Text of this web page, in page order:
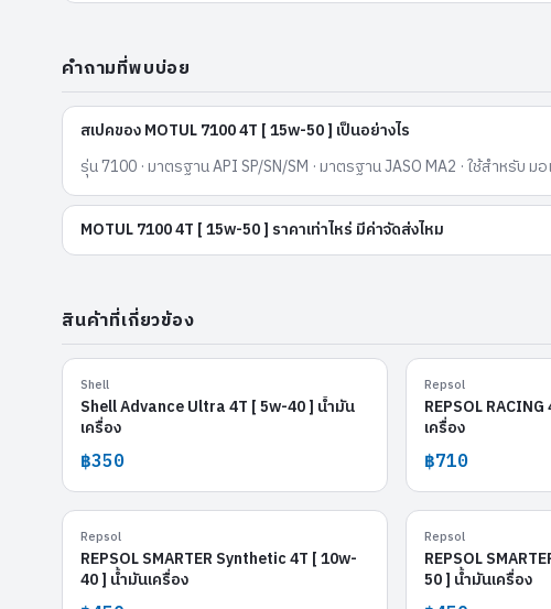
คำถามที่พบบ่อย
สเปคของ MOTUL 7100 4T [ 15w-50 ] เป็นอย่างไร
รุ่น 7100 · มาตรฐาน API SP/SN/SM · มาตรฐาน JASO MA2 · ใช้สำหรั
MOTUL 7100 4T [ 15w-50 ] ราคาเท่าไหร่ มีค่าจัดส่งไหม
สินค้าที่เกี่ยวข้อง
Shell
Shell Advance Ultra 4T [ 5w-40 ] น้ำมัน
เครื่อง
฿350
Repsol
REPSOL
เครื่อง
฿710
REPSOL SMARTER Synthetic 4T [ 10w-40 ]
Repsol
REPSOL SMARTER Synthetic 4T [ 10w-
40 ] น้ำมันเครื่อง
REPSOL
Repsol
REPSOL
50 ] น้ำมันเครื่อง